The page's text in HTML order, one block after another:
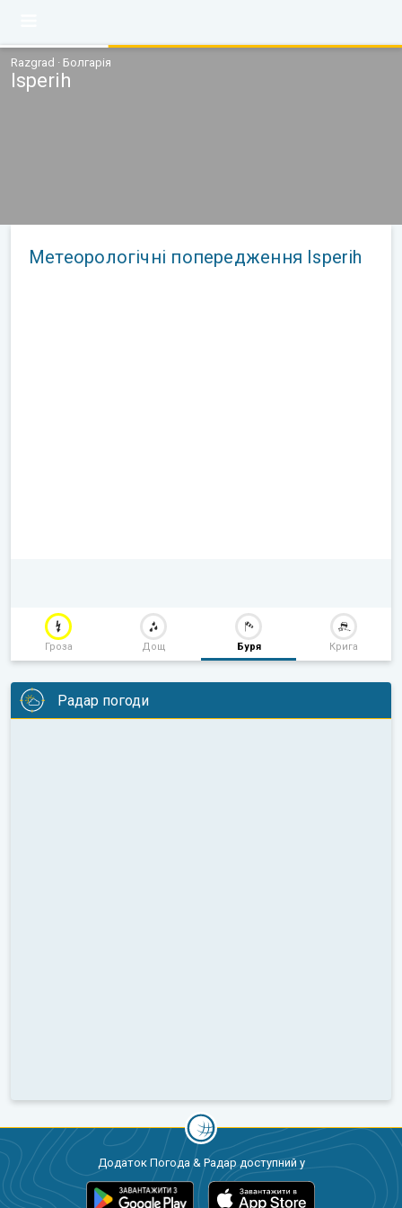
Razgrad · Болгарія
Isperih
Метеорологічні попередження Isperih
Гроза Дощ Буря Крига
Радар погоди
Додаток Погода & Радар доступний у